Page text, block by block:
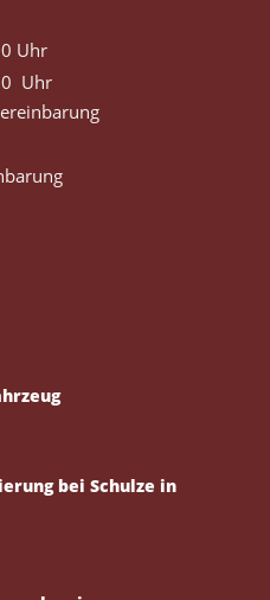
Uhr
Uhr
bei Schulze in